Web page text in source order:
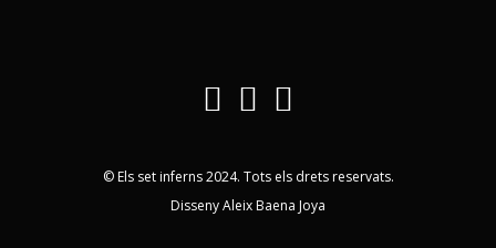
© Els set inferns 2024. Tots els drets reservats.
Disseny Aleix Baena Joya